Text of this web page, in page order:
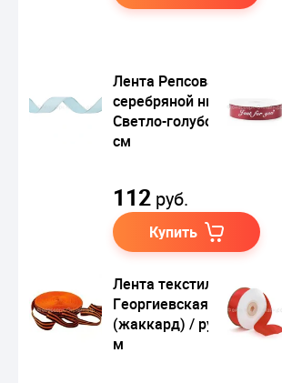
Лента Репсовая с
серебряной нитью
Светло-голубой 1,0
см
112 руб.
Купить
Лента текстильная
Георгиевская
(жаккард) / рулон 50
м